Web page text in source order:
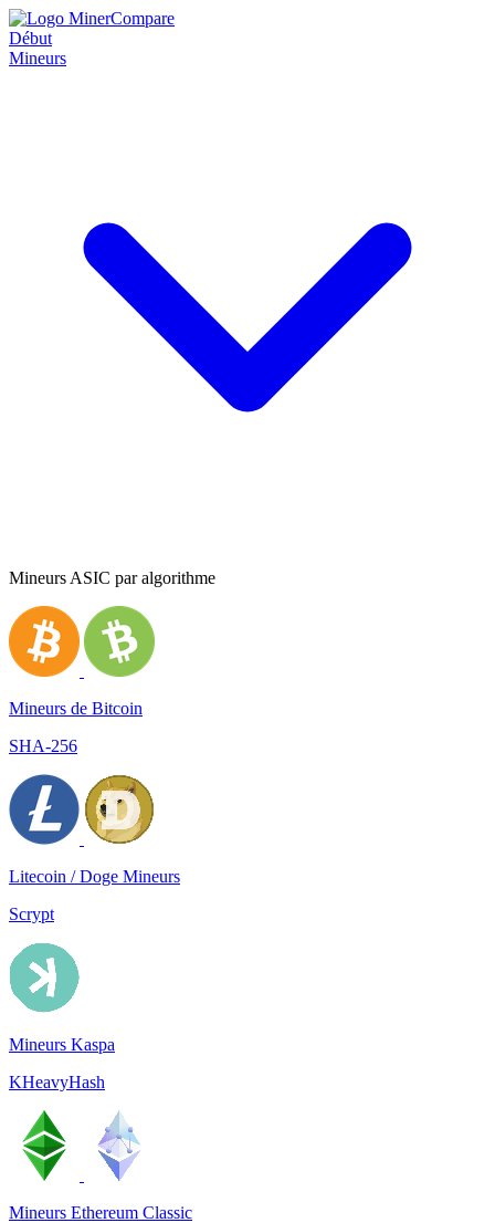
Début
Mineurs
Mineurs ASIC par algorithme
Mineurs de Bitcoin
SHA-256
Litecoin / Doge Mineurs
Scrypt
Mineurs Kaspa
KHeavyHash
Mineurs Ethereum Classic